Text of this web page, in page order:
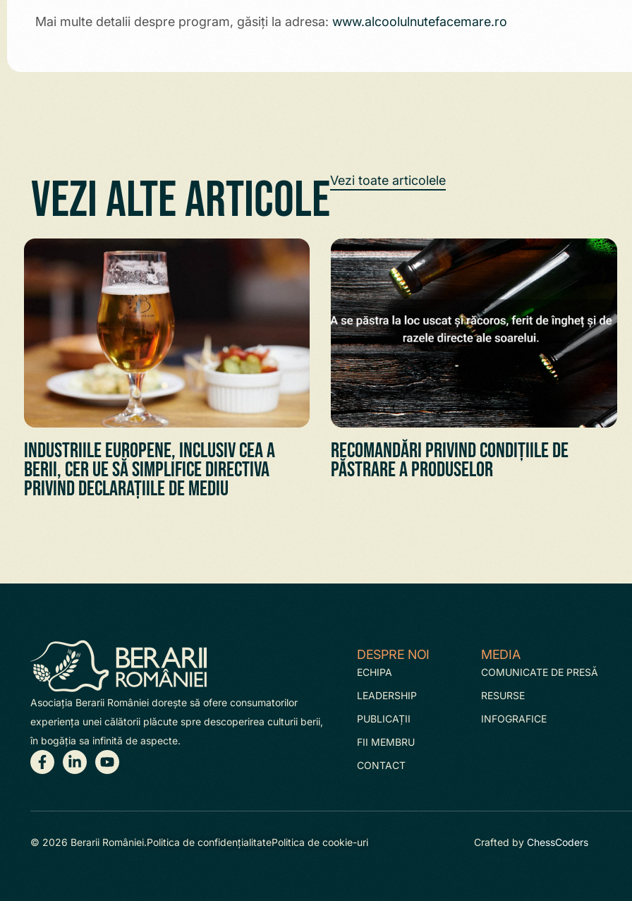
Mai multe detalii despre program, găsiți la adresa: www.alcoolulnutefacemare.ro
Vezi alte articoleVezi toate articolele
Industriile europene, inclusiv cea a
berii, cer UE să simplifice Directiva
privind declarațiile de mediu
Recomandări privind condițiile de
păstrare a Produselor
Asociaţia Berarii României doreşte să ofere consumatorilor
experienţa unei călătorii plăcute spre descoperirea culturii berii,
în bogăţia sa infinită de aspecte.
DESPRE NOI
ECHIPA
LEADERSHIP
PUBLICAȚII
FII MEMBRU
CONTACT
MEDIA
COMUNICATE DE PRESĂ
RESURSE
INFOGRAFICE
© 2026 Berarii României.Politica de confidențialitatePolitica de cookie-uri Crafted by ChessCoders